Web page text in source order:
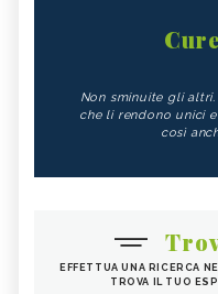
Non sminuite gli
che li rendono unici
così
EFFETTUA UNA RICERCA
TROVA IL TUO